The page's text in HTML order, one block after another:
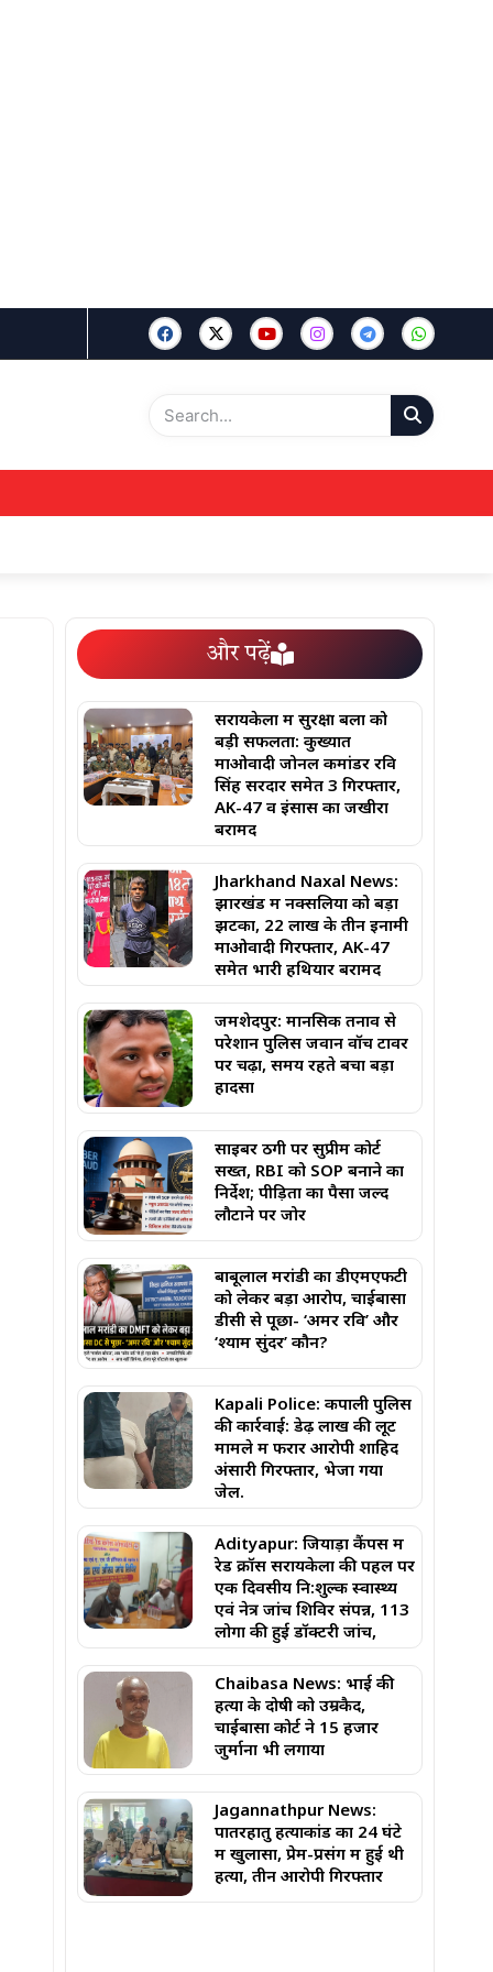
और पढ़ें
सरायकेला में सुरक्षा बलों को
बड़ी सफलता: कुख्यात
माओवादी जोनल कमांडर रवि
सिंह सरदार समेत 3 गिरफ्तार,
AK-47 व इंसास का जखीरा
बरामद
Jharkhand Naxal News:
झारखंड में नक्सलियों को बड़ा
झटका, 22 लाख के तीन इनामी
माओवादी गिरफ्तार, AK-47
समेत भारी हथियार बरामद
जमशेदपुर: मानसिक तनाव से
परेशान पुलिस जवान वॉच टावर
पर चढ़ा, समय रहते बचा बड़ा
हादसा
साइबर ठगी पर सुप्रीम कोर्ट
सख्त, RBI को SOP बनाने का
निर्देश; पीड़ितों का पैसा जल्द
लौटाने पर जोर
बाबूलाल मरांडी का डीएमएफटी
को लेकर बड़ा आरोप, चाईबासा
डीसी से पूछा- ‘अमर रवि’ और
‘श्याम सुंदर’ कौन?
Kapali Police: कपाली पुलिस
की कार्रवाई: डेढ़ लाख की लूट
मामले में फरार आरोपी शाहिद
अंसारी गिरफ्तार, भेजा गया
जेल.
Adityapur: जियाड़ा कैंपस में
रेड क्रॉस सरायकेला की पहल पर
एक दिवसीय नि:शुल्क स्वास्थ्य
एवं नेत्र जांच शिविर संपन्न, 113
लोगों की हुई डॉक्टरी जांच,
Chaibasa News: भाई की
हत्या के दोषी को उम्रकैद,
चाईबासा कोर्ट ने ₹15 हजार
जुर्माना भी लगाया
Jagannathpur News:
पातरहातु हत्याकांड का 24 घंटे
में खुलासा, प्रेम-प्रसंग में हुई थी
हत्या, तीन आरोपी गिरफ्तार